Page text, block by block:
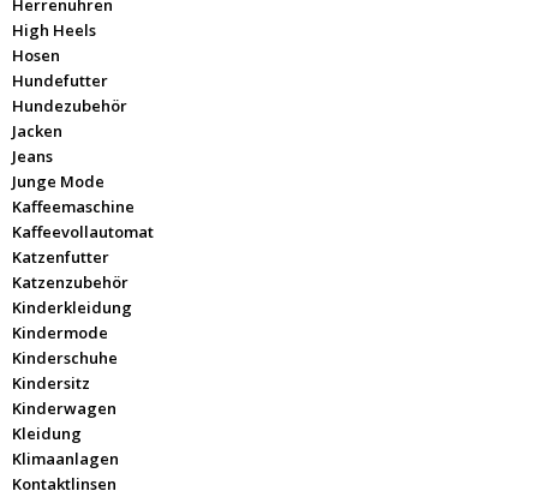
Herrenuhren
High Heels
Hosen
Hundefutter
Hundezubehör
Jacken
Jeans
Junge Mode
Kaffeemaschine
Kaffeevollautomat
Katzenfutter
Katzenzubehör
Kinderkleidung
Kindermode
Kinderschuhe
Kindersitz
Kinderwagen
Kleidung
Klimaanlagen
Kontaktlinsen